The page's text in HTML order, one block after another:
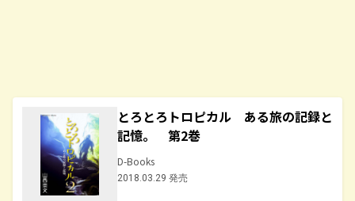
とろとろトロピカル ある旅の記録と
記憶。 第2巻
D-Books
2018.03.29 発売